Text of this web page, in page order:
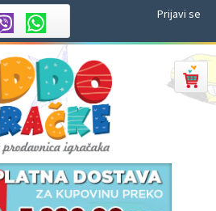
Prijavi se